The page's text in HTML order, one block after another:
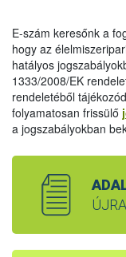
E-szám keresőnk a
hogy az
hatályos
1333/2008/EK
rendeletéből
folyamatosan frissülő
a jogszabályokban